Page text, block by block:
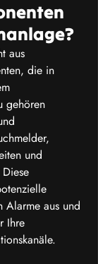
aus
die in
gehören
und
Alarme aus und
Ihre